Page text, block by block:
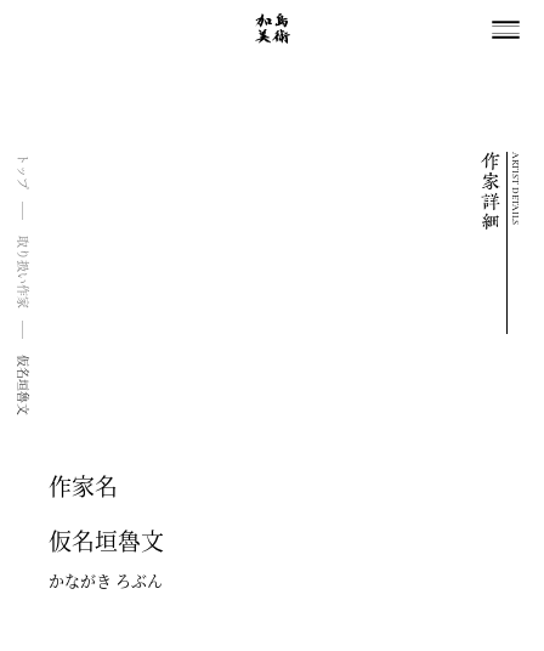
トップ
取り扱い作家
仮名垣魯文
ARTIST DETAILS
作家名
仮名垣魯文
かながき ろぶん